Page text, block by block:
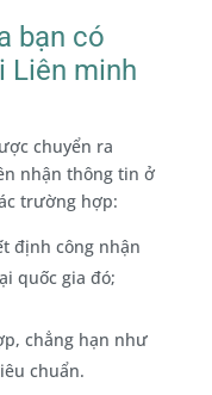
bạn có
Liên minh
chuyển ra
nhận thông tin ở
trường hợp:
định công nhận
quốc gia đó;
chẳng hạn như
chuẩn.